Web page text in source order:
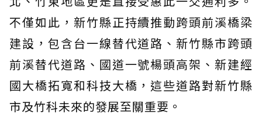
不僅如此，新竹縣正持續推動跨頭前溪橋梁
建設，包含台一線替代道路、新竹縣市跨頭
前溪替代道路、國道一號楊頭高架、新建經
國大橋拓寬和科技大橋，這些道路對新竹縣
市及竹科未來的發展至關重要。